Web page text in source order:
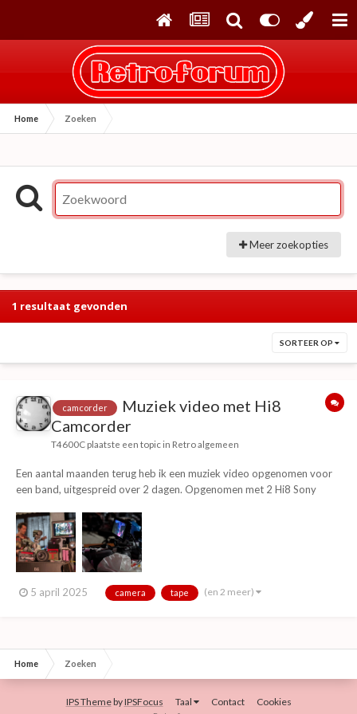
Home Zoeken
Meer zoekopties
1 resultaat gevonden
SORTEER OP
camcorder
Muziek video met Hi8
Camcorder
T4600C plaatste een topic in Retro algemeen
Een aantal maanden terug heb ik een muziek video opgenomen voor
een band, uitgespreid over 2 dagen. Opgenomen met 2 Hi8 Sony
gedaan door een van de bandleden. Et voilà!
5 april 2025 camera tape (en 2 meer)
Home Zoeken
IPS ThemebyIPSFocus Taal Contact
Cookies